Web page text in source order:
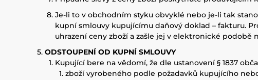
Je-li to v obchodním styku obvyklé nebo je-li tak
kupní smlouvy kupujícímu daňový doklad – fakturu.
uhrazení ceny zboží a zašle jej v elektronické
ODSTOUPENÍ OD KUPNÍ SMLOUVY
Kupující bere na vědomí, že dle ustanovení § 1837
zboží vyrobeného podle požadavků kupujícího